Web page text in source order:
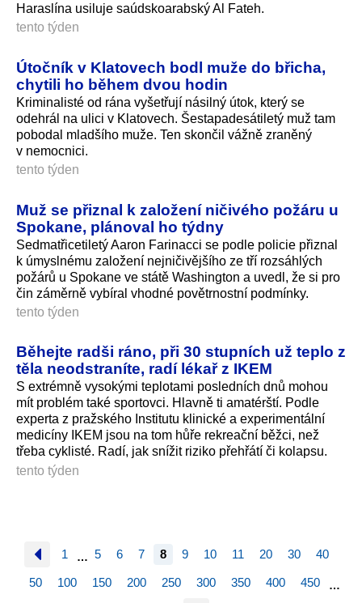
Haraslína usiluje saúdskoarabský Al Fateh.
tento týden
Útočník v Klatovech bodl muže do břicha,
chytili ho během dvou hodin
Kriminalisté od rána vyšetřují násilný útok, který se
odehrál na ulici v Klatovech. Šestapadesátiletý muž tam
pobodal mladšího muže. Ten skončil vážně zraněný
v nemocnici.
tento týden
Muž se přiznal k založení ničivého požáru u
Spokane, plánoval ho týdny
Sedmatřicetiletý Aaron Farinacci se podle policie přiznal
k úmyslnému založení nejničivějšího ze tří rozsáhlých
požárů u Spokane ve státě Washington a uvedl, že si pro
čin záměrně vybíral vhodné povětrnostní podmínky.
tento týden
Běhejte radši ráno, při 30 stupních už teplo z
těla neodstraníte, radí lékař z IKEM
S extrémně vysokými teplotami posledních dnů mohou
mít problém také sportovci. Hlavně ti amatérští. Podle
experta z pražského Institutu klinické a experimentální
medicíny IKEM jsou na tom hůře rekreační běžci, než
třeba cyklisté. Radí, jak snížit riziko přehřátí či kolapsu.
tento týden
1 … 5 6 7 8 9 10 11 20 30 40
50 100 150 200 250 300 350 400 450 …